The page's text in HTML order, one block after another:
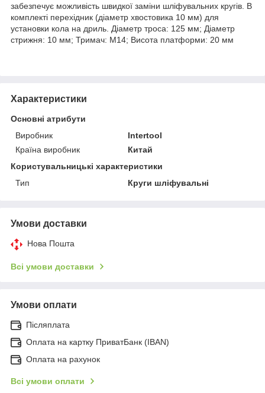
забезпечує можливість швидкої заміни шліфувальних кругів. В
комплекті перехідник (діаметр хвостовика 10 мм) для
установки кола на дриль. Діаметр троса: 125 мм; Діаметр
стрижня: 10 мм; Тримач: М14; Висота платформи: 20 мм
Характеристики
Основні атрибути
Виробник
Intertool
Країна виробник
Китай
Користувальницькі характеристики
Тип
Круги шліфувальні
Умови доставки
Нова Пошта
Всі умови доставки
Умови оплати
Післяплата
Оплата на картку ПриватБанк (IBAN)
Оплата на рахунок
Всі умови оплати